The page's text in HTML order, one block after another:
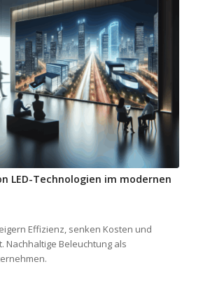
LED-Technologien im modernen
Effizienz, senken Kosten und
Nachhaltige Beleuchtung als